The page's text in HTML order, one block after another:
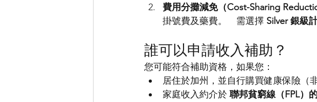
費用分攤減免（Cost-Sharing
掛號費及藥費。　需選擇 Silver 銀級
誰可以申請收入補助？
您可能符合補助資格，如果您：
居住於加州，並自行購買健康保險（
家庭收入約介於 聯邦貧窮線（FPL）